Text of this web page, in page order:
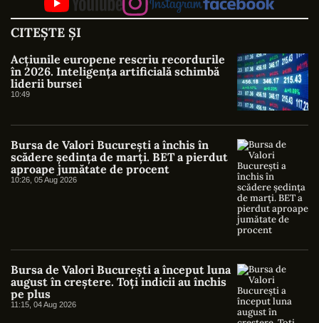
CITEȘTE ȘI
Acțiunile europene rescriu recordurile
în 2026. Inteligența artificială schimbă
liderii bursei
10:49
Bursa de Valori București a închis în
scădere ședința de marți. BET a pierdut
aproape jumătate de procent
10:26, 05 Aug 2026
Bursa de Valori București a început luna
august în creștere. Toți indicii au închis
pe plus
11:15, 04 Aug 2026